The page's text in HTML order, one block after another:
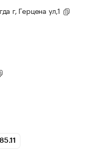
г, Герцена ул,1
85.11